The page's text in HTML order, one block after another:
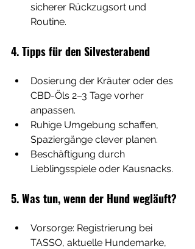
sicherer Rückzugsort und
Routine.
4. Tipps für den Silvesterabend
Dosierung der Kräuter oder des
CBD-Öls 2–3 Tage vorher
anpassen.
Ruhige Umgebung schaffen,
Spaziergänge clever planen.
Beschäftigung durch
Lieblingsspiele oder Kausnacks.
5. Was tun, wenn der Hund wegläuft?
Vorsorge: Registrierung bei
TASSO, aktuelle Hundemarke,